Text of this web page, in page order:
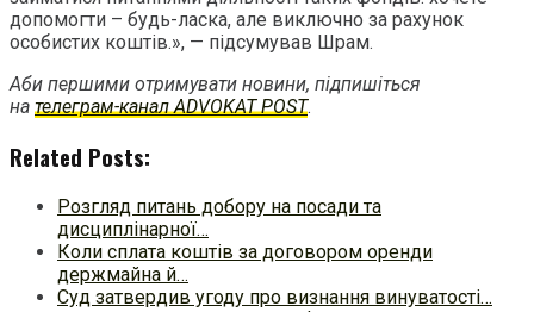
допомогти – будь-ласка, але виключно за рахунок
особистих коштів.», — підсумував Шрам.
Аби першими отримувати новини, підпишіться
на телеграм-канал ADVOKAT POST.
Related Posts:
Розгляд питань добору на посади та
дисциплінарної…
Коли сплата коштів за договором оренди
держмайна й…
Суд затвердив угоду про визнання винуватості…